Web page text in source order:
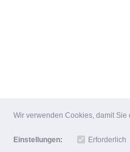
Wir verwenden Cookies, damit
Einstellungen: Erforderlich